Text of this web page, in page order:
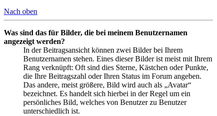
Nach oben
Was sind das für Bilder, die bei meinem Benutzernamen
angezeigt werden?
In der Beitragsansicht können zwei Bilder bei Ihrem
Benutzernamen stehen. Eines dieser Bilder ist meist mit Ihrem
Rang verknüpft: Oft sind dies Sterne, Kästchen oder Punkte,
die Ihre Beitragszahl oder Ihren Status im Forum angeben.
Das andere, meist größere, Bild wird auch als „Avatar“
bezeichnet. Es handelt sich hierbei in der Regel um ein
persönliches Bild, welches von Benutzer zu Benutzer
unterschiedlich ist.